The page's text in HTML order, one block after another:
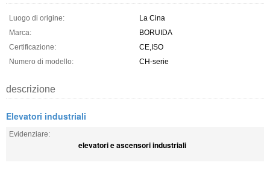
Luogo di origine:
La Cina
Marca:
BORUIDA
Certificazione:
CE,ISO
Numero di modello:
CH-serie
descrizione
Elevatori industriali
Evidenziare:
elevatori e ascensori industriali